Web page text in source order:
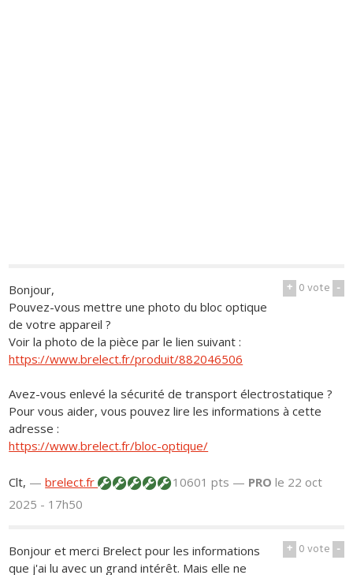
+ 0vote -
Bonjour,
Pouvez-vous mettre une photo du bloc optique
de votre appareil ?
Voir la photo de la pièce par le lien suivant :
https://www.brelect.fr/produit/882046506
Avez-vous enlevé la sécurité de transport électrostatique ?
Pour vous aider, vous pouvez lire les informations à cette
adresse :
https://www.brelect.fr/bloc-optique/
Clt, —brelect.fr 10601 pts — PRO le 22 oct
2025 - 17h50
+ 0vote -
Bonjour et merci Brelect pour les informations
que j'ai lu avec un grand intérêt. Mais elle ne